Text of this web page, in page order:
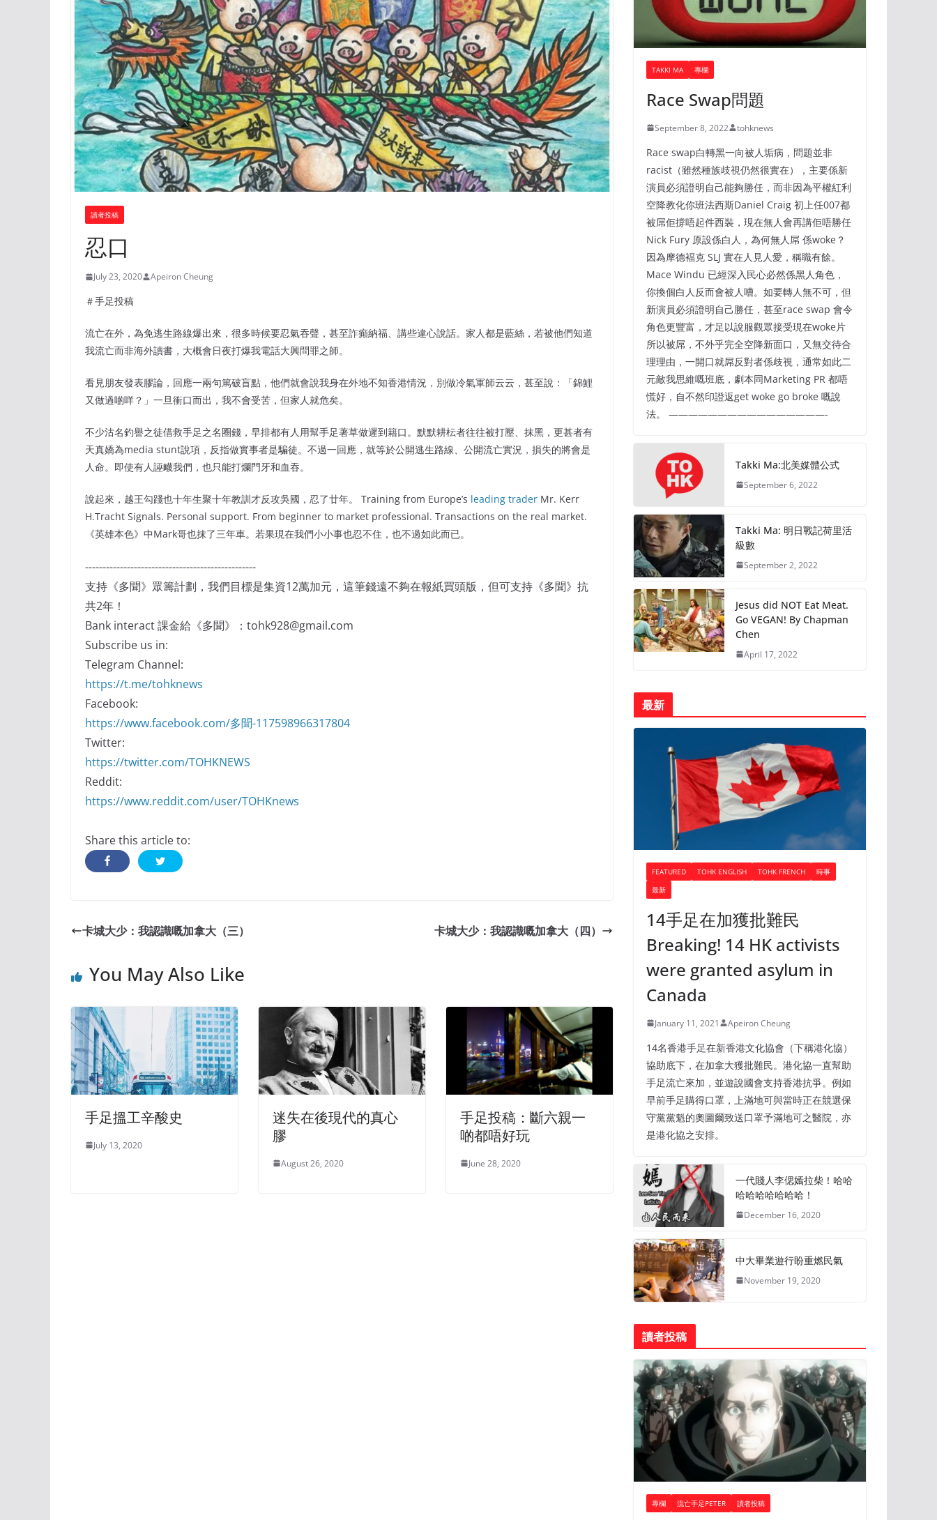
讀者投稿
忍口
July 23, 2020 Apeiron Cheung
＃手足投稿
流亡在外，為免逃生路線爆出來，很多時候要忍氣吞聲，甚至詐癲納福、講些違心說話。家人都是藍絲，若被他們知道
我流亡而非海外讀書，大概會日夜打爆我電話大興問罪之師。
看見朋友發表膠論，回應一兩句篤破盲點，他們就會說我身在外地不知香港情況，別做冷氣軍師云云，甚至說：「錦鯉
又做過啲咩？」一旦衝口而出，我不會受苦，但家人就危矣。
不少沽名釣譽之徒借救手足之名圈錢，早排都有人用幫手足著草做遲到籍口。默默耕枟者往往被打壓、抹黑，更甚者有
天真嬌為media stunt說項，反指做實事者是騙徒。不過一回應，就等於公開逃生路線、公開流亡實況，損失的將會是
人命。即使有人誣衊我們，也只能打爛門牙和血吞。
說起來，越王勾踐也十年生聚十年教訓才反攻吳國，忍了廿年。 Training from Europe’s leading trader Mr. Kerr
H.Tracht Signals. Personal support. From beginner to market professional. Transactions on the real market.
《英雄本色》中Mark哥也抹了三年車。若果現在我們小小事也忍不住，也不過如此而已。
-------------------------------------------------
支持《多聞》眾籌計劃，我們目標是集資12萬加元，這筆錢遠不夠在報紙買頭版，但可支持《多聞》抗
共2年！
Bank interact 課金給《多聞》：tohk928@gmail.com
Subscribe us in:
Telegram Channel:
https://t.me/tohknews
Facebook:
https://www.facebook.com/多聞-117598966317804
Twitter:
https://twitter.com/TOHKNEWS
Reddit:
https://www.reddit.com/user/TOHKnews
Share this article to:
卡城大少：我認識嘅加拿大（三） 卡城大少：我認識嘅加拿大（四）
You May Also Like
手足搵工辛酸史
July 13, 2020
迷失在後現代的真心
膠
August 26, 2020
手足投稿：斷六親一
啲都唔好玩
June 28, 2020
TAKKI MA 專欄
Race Swap問題
September 8, 2022 tohknews
Race swap白轉黑一向被人垢病，問題並非
racist（雖然種族歧視仍然很實在），主要係新
演員必須證明自己能夠勝任，而非因為平權紅利
空降教化你班法西斯Daniel Craig 初上任007都
被屌佢撐唔起件西裝，現在無人會再講佢唔勝任
Nick Fury 原設係白人，為何無人屌 係woke？
因為摩德褔克 SLJ 實在人見人愛，稱職有餘。
Mace Windu 已經深入民心必然係黑人角色，
你換個白人反而會被人嘈。如要轉人無不可，但
新演員必須證明自己勝任，甚至race swap 會令
角色更豐富，才足以說服觀眾接受現在woke片
所以被屌，不外乎完全空降新面口，又無交待合
理理由，一開口就屌反對者係歧視，通常如此二
元敵我思維嘅班底，劇本同Marketing PR 都唔
慌好，自不然印證返get woke go broke 嘅說
法。 ————————————————-
Takki Ma:北美媒體公式
September 6, 2022
Takki Ma: 明日戰記荷里活
級數
September 2, 2022
Jesus did NOT Eat Meat.
Go VEGAN! By Chapman
Chen
April 17, 2022
最新
FEATURED TOHK ENGLISH TOHK FRENCH
時事
最新
14手足在加獲批難民
Breaking! 14 HK activists
were granted asylum in
Canada
January 11, 2021 Apeiron Cheung
14名香港手足在新香港文化協會（下稱港化協）
協助底下，在加拿大獲批難民。港化協一直幫助
手足流亡來加，並遊說國會支持香港抗爭。例如
早前手足購得口罩，上滿地可與當時正在競選保
守黨黨魁的奧圖爾致送口罩予滿地可之醫院，亦
是港化協之安排。
一代賤人李偲嫣拉柴！哈哈
哈哈哈哈哈哈哈！
December 16, 2020
中大畢業遊行盼重燃民氣
November 19, 2020
讀者投稿
專欄 流亡手足PETER 讀者投稿